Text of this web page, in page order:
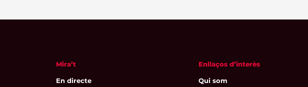
Mira’t
En directe
Enllaços d’interès
Qui som